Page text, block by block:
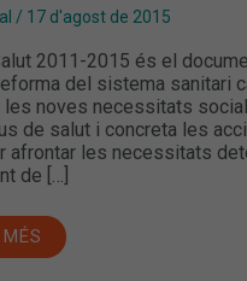
/ 17 d'agost de 2015
2011-2015 és el
del sistema sanitari
les noves necessitats
de salut i concreta les
afrontar les necessitats
de […]